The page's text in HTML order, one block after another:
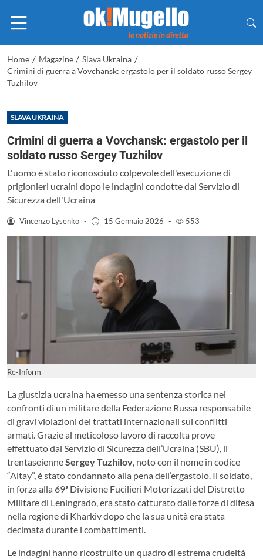
Home / Magazine / Slava Ukraina /
Crimini di guerra a Vovchansk: ergastolo per il soldato russo Sergey
Tuzhilov
SLAVA UKRAINA
Crimini di guerra a Vovchansk: ergastolo per il
soldato russo Sergey Tuzhilov
L'uomo è stato riconosciuto colpevole dell'esecuzione di
prigionieri ucraini dopo le indagini condotte dal Servizio di
Sicurezza dell'Ucraina
Vincenzo Lysenko - 15 Gennaio 2026 - 553
Re-Inform
La giustizia ucraina ha emesso una sentenza storica nei
confronti di un militare della Federazione Russa responsabile
di gravi violazioni dei trattati internazionali sui conflitti
armati. Grazie al meticoloso lavoro di raccolta prove
effettuato dal Servizio di Sicurezza dell’Ucraina (SBU), il
trentaseienneSergey Tuzhilov , noto con il nome in codice
“Altay”, è stato condannato alla pena dell’ergastolo. Il soldato,
in forza alla 69ª Divisione Fucilieri Motorizzati del Distretto
Militare di Leningrado, era stato catturato dalle forze di difesa
nella regione di Kharkiv dopo che la sua unità era stata
decimata durante i combattimenti.
Le indagini hanno ricostruito un quadro di estrema crudeltà